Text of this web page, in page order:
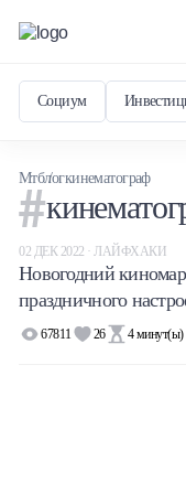
Социум
Мтблогкинематограф
02 ДЕК 2022 · ЛАЙФХАКИ
Новогодний
праздничного
67811 26 4минут(ы)